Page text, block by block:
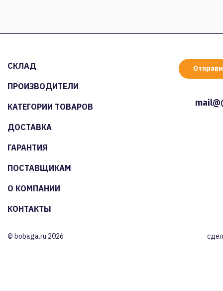
СКЛАД
ПРОИЗВОДИТЕЛИ
КАТЕГОРИИ ТОВАРОВ
ДОСТАВКА
ГАРАНТИЯ
ПОСТАВЩИКАМ
О КОМПАНИИ
КОНТАКТЫ
© bobaga.ru 2026